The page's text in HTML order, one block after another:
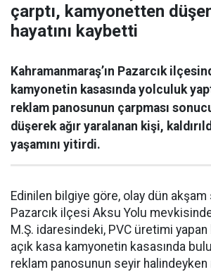
çarptı, kamyonetten
hayatını kaybetti
Kahramanmaraş’ın Pazarcık
kamyonetin kasasında yolculuk
reklam panosunun çarpması
düşerek ağır yaralanan kişi,
yaşamını yitirdi.
Edinilen bilgiye göre, olay dün
Pazarcık ilçesi Aksu Yolu
M.Ş. idaresindeki, PVC üretimi
açık kasa kamyonetin kasasında
reklam panosunun seyir halindeyken